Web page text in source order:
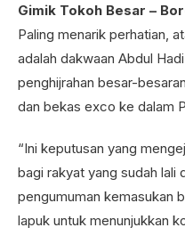
Gimik Tokoh Besar –
Paling menarik perhatian,
adalah dakwaan Abdul
penghijrahan besar-
dan bekas exco ke dalam
“Ini keputusan yang
bagi rakyat yang sudah lali
pengumuman kemasukan
lapuk untuk menunjukkan